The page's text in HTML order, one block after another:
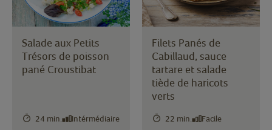
Salade aux Petits
Trésors de poisson
pané Croustibat
24 min. Intérmédiaire
Filets Panés de
Cabillaud, sauce
tartare et salade
tiède de haricots
verts
22 min. Facile